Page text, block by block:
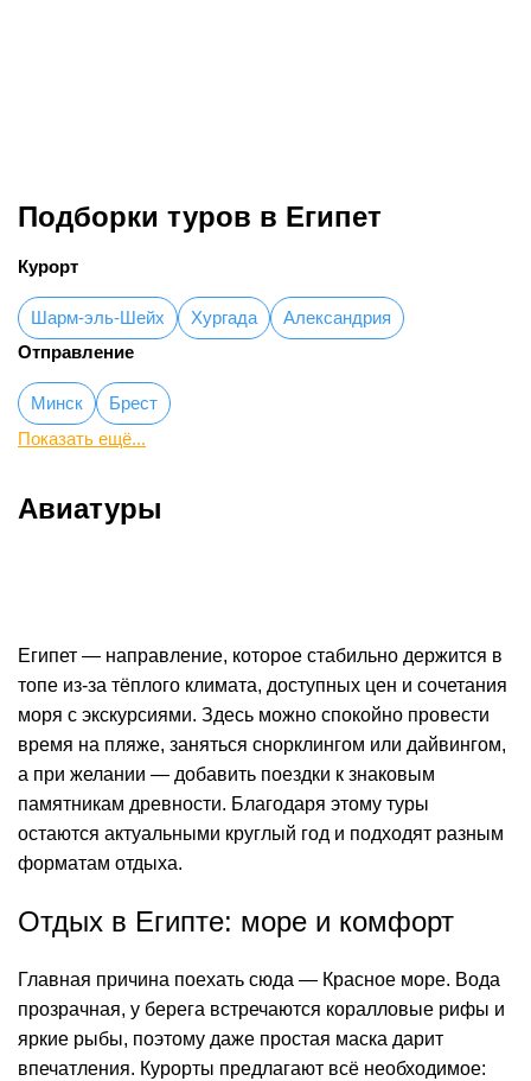
Подборки туров в Египет
Курорт
Шарм-эль-Шейх Хургада
Александрия
Отправление
Минск
Брест
Показать ещё...
Авиатуры
Египет — направление, которое стабильно держится в
топе из-за тёплого климата, доступных цен и сочетания
моря с экскурсиями. Здесь можно спокойно провести
время на пляже, заняться снорклингом или дайвингом,
а при желании — добавить поездки к знаковым
памятникам древности. Благодаря этому туры
остаются актуальными круглый год и подходят разным
форматам отдыха.
Отдых в Египте: море и комфорт
Главная причина поехать сюда — Красное море. Вода
прозрачная, у берега встречаются коралловые рифы и
яркие рыбы, поэтому даже простая маска дарит
впечатления. Курорты предлагают всё необходимое: